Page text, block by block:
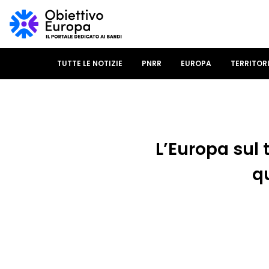
TUTTE LE NOTIZIE PNRR EUROPA TERRITORI
L’Europa